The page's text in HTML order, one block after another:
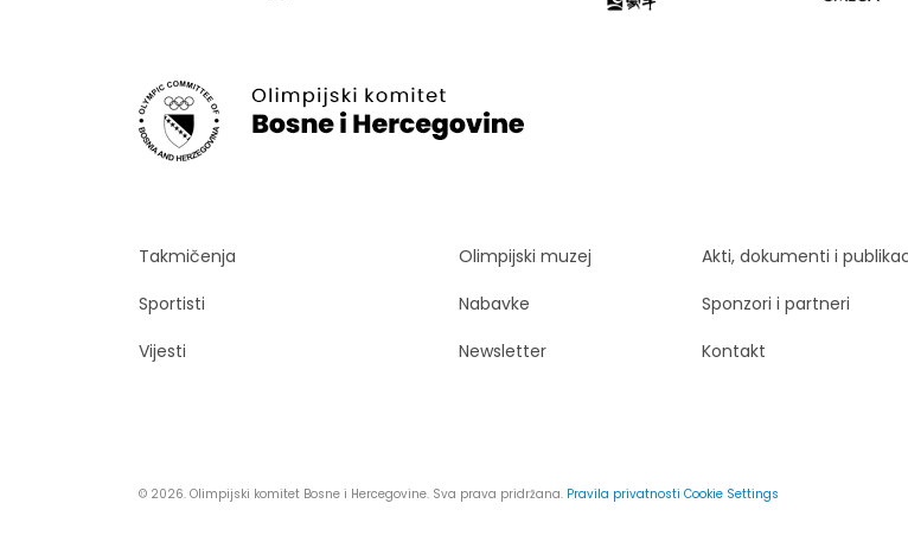
Takmičenja
Sportisti
Vijesti
Olimpijski muzej
Nabavke
Newsletter
Akti, dokumenti i
Sponzori i partneri
Kontakt
© 2026. Olimpijski komitet Bosne i Hercegovine. Sva prava pridržana. Pravila privatnosti Cookie Settings